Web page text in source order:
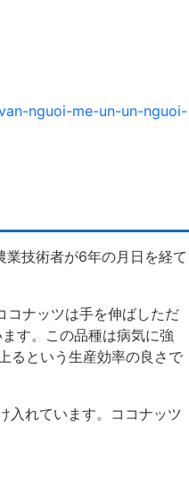
nguoi-me-un-un-nguoi-
技術者が6年の月日を経て
コナッツは手を伸ばしただ
す。この品種は病気に強
るという生産効率の良さで
入れています。ココナッツ